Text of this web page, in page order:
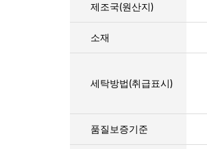
제조국(원산지)
소재
세탁방법(취급표시)
품질보증기준